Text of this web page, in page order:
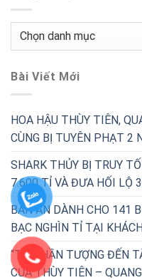
Chuyên
Bài Viết Mới
HOA HẬU THÙY TIÊN,
CÙNG BỊ TUYÊN PHẠT 2
SHARK THỦY BỊ TRUY
7.600 TỈ VÀ ĐƯA HỐI LỘ
BẢN ÁN DÀNH CHO 141
BẠC NGHÌN TỈ TẠI
“TỪ THẦN TƯỢNG ĐẾN
CỦA THÙY TIÊN –